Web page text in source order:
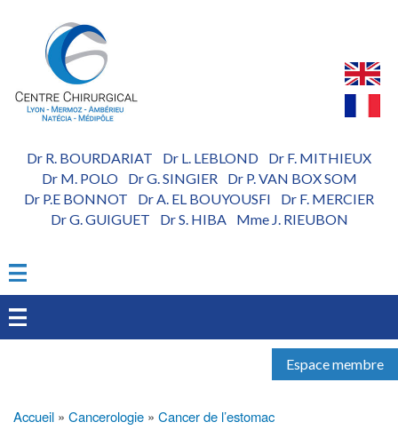
Dr R. BOURDARIAT Dr L. LEBLOND
Dr F. MITHIEUX
Dr M. POLO- Dr G. SINGIER- Dr P. VAN BOX SOM
Dr P.E BONNOT
Dr A. EL BOUYOUSFI
Dr F. MERCIER
Dr G. GUIGUET
Dr S. HIBA- Mme J. RIEUBON
Espace membre
Accueil Cancerologie Cancer de l’estomac